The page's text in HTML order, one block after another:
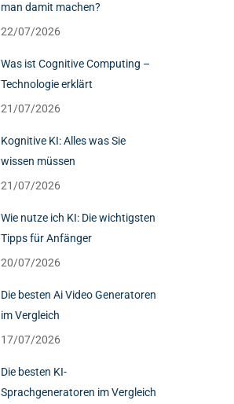
man damit machen?
22/07/2026
Was ist Cognitive Computing –
Technologie erklärt
21/07/2026
Kognitive KI: Alles was Sie
wissen müssen
21/07/2026
Wie nutze ich KI: Die wichtigsten
Tipps für Anfänger
20/07/2026
Die besten Ai Video Generatoren
im Vergleich
17/07/2026
Die besten KI-
Sprachgeneratoren im Vergleich